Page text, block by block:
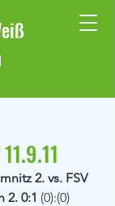
2. vs. FSV
2. 0:1 (0):(0)